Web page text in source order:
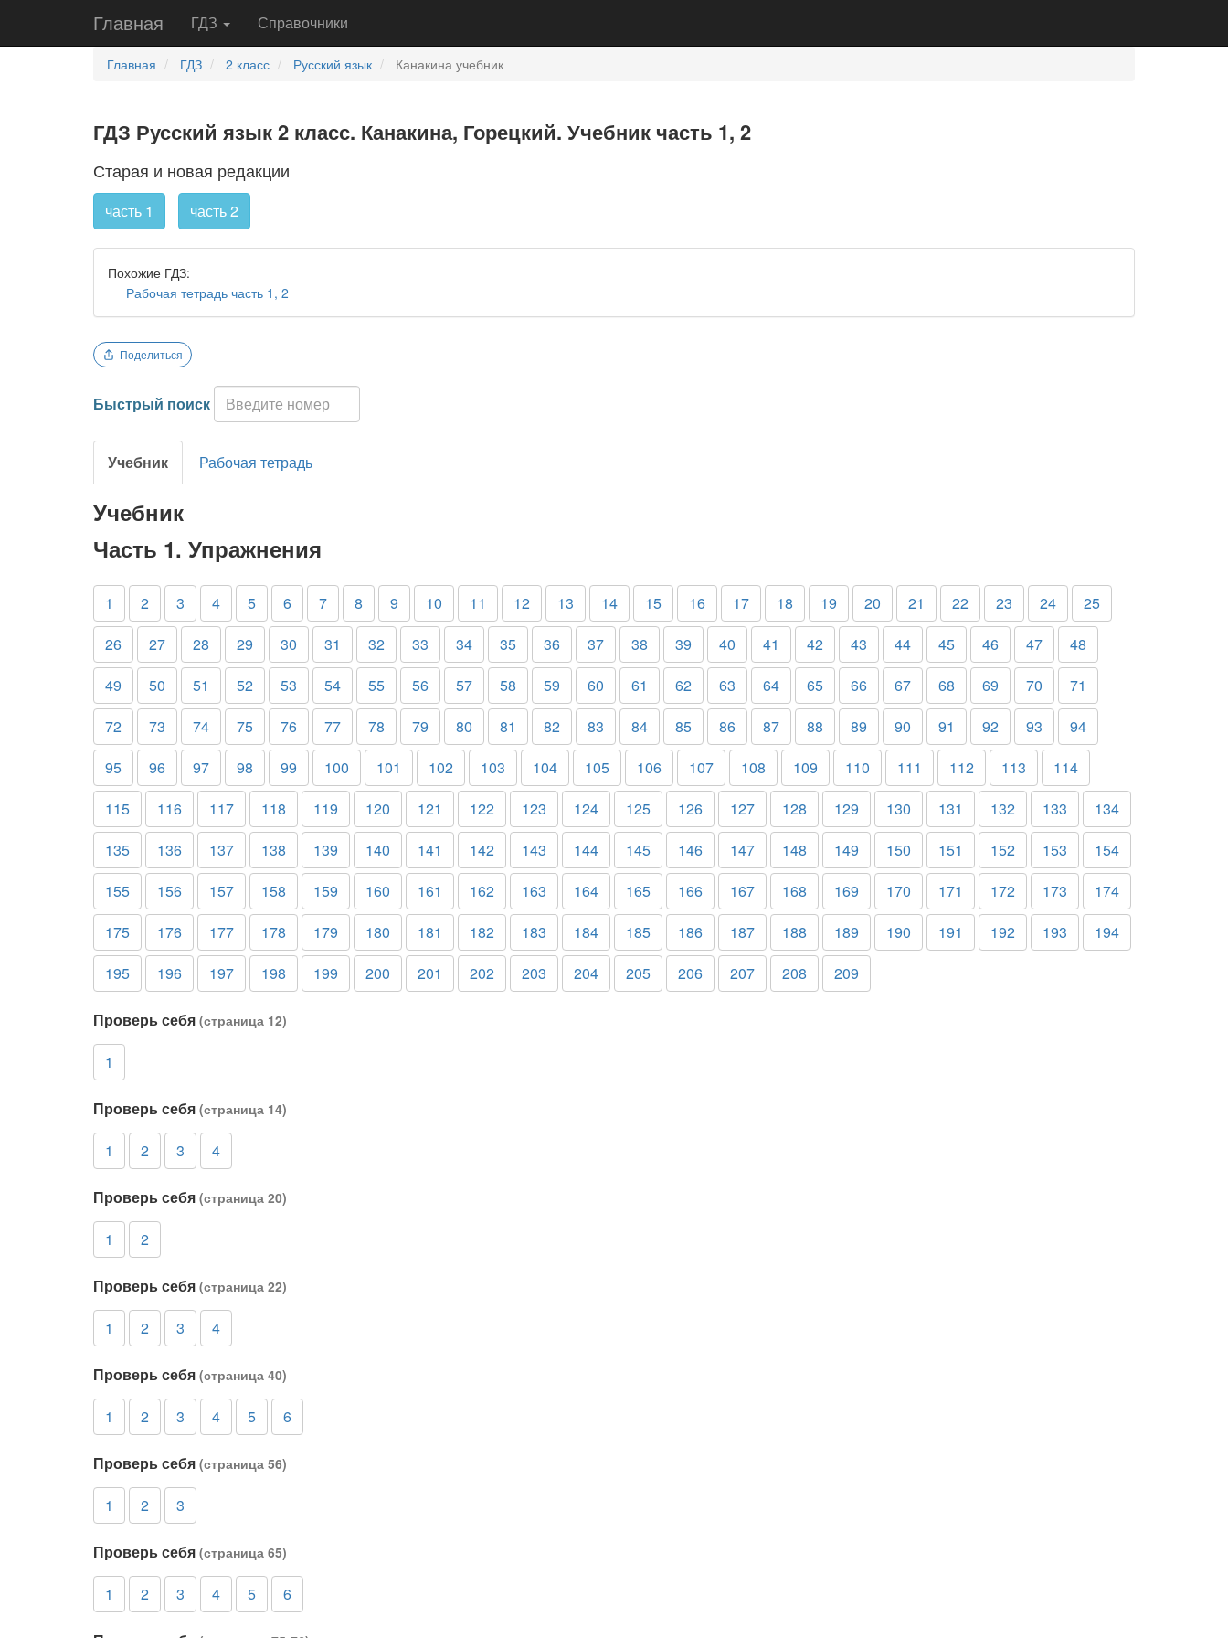
Главная ГДЗ Справочники
Главная ГДЗ 2 класс Русский язык Канакина учебник
ГДЗ Русский язык 2 класс. Канакина, Горецкий. Учебник часть 1, 2
Старая и новая редакции
часть 1 часть 2
Похожие ГДЗ:
Рабочая тетрадь часть 1, 2
Поделиться
Быстрый поиск
Учебник Рабочая тетрадь
Учебник
Часть 1. Упражнения
1 2 3 4 5 6 7 8 9 10 11 12 13 14 15 16 17 18 19 20 21 22 23 24
25
26
27 28 29 30 31 32 33 34 35 36 37 38 39 40 41 42 43 44 45 46 47
48
49
50 51 52 53 54 55 56 57 58 59 60 61 62 63 64 65 66 67 68 69 70
71
72
73 74 75 76 77 78 79 80 81 82 83 84 85 86 87 88 89 90 91 92 93
94
95
96 97 98 99 100 101 102 103 104 105 106 107 108 109 110 111 112 113
114
115
116 117 118 119 120 121 122 123 124 125 126 127 128 129 130 131 132 133
134
135
136 137 138 139 140 141 142 143 144 145 146 147 148 149 150 151 152 153
154
155
156 157 158 159 160 161 162 163 164 165 166 167 168 169 170 171 172 173
174
175
176 177 178 179 180 181 182 183 184 185 186 187 188 189 190 191 192 193
194
195
196 197 198 199 200 201 202 203 204 205 206 207 208 209
Проверь себя (страница 12)
1
Проверь себя (страница 14)
1 2 3 4
Проверь себя (страница 20)
1 2
Проверь себя (страница 22)
1 2 3 4
Проверь себя (страница 40)
1 2 3 4 5 6
Проверь себя (страница 56)
1 2 3
Проверь себя (страница 65)
1 2 3 4 5 6